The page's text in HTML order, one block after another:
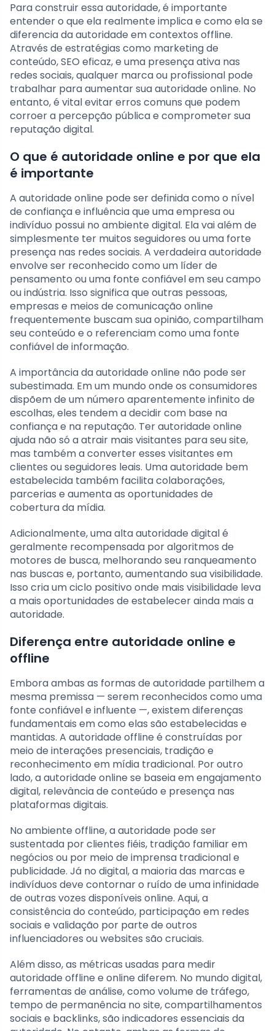
Para construir essa autoridade, é importante
entender o que ela realmente implica e como ela se
diferencia da autoridade em contextos offline.
Através de estratégias como marketing de
conteúdo, SEO eficaz, e uma presença ativa nas
redes sociais, qualquer marca ou profissional pode
trabalhar para aumentar sua autoridade online. No
entanto, é vital evitar erros comuns que podem
corroer a percepção pública e comprometer sua
reputação digital.
O que é autoridade online e por que ela
é importante
A autoridade online pode ser definida como o nível
de confiança e influência que uma empresa ou
indivíduo possui no ambiente digital. Ela vai além de
simplesmente ter muitos seguidores ou uma forte
presença nas redes sociais. A verdadeira autoridade
envolve ser reconhecido como um líder de
pensamento ou uma fonte confiável em seu campo
ou indústria. Isso significa que outras pessoas,
empresas e meios de comunicação online
frequentemente buscam sua opinião, compartilham
seu conteúdo e o referenciam como uma fonte
confiável de informação.
A importância da autoridade online não pode ser
subestimada. Em um mundo onde os consumidores
dispõem de um número aparentemente infinito de
escolhas, eles tendem a decidir com base na
confiança e na reputação. Ter autoridade online
ajuda não só a atrair mais visitantes para seu site,
mas também a converter esses visitantes em
clientes ou seguidores leais. Uma autoridade bem
estabelecida também facilita colaborações,
parcerias e aumenta as oportunidades de
cobertura da mídia.
Adicionalmente, uma alta autoridade digital é
geralmente recompensada por algoritmos de
motores de busca, melhorando seu ranqueamento
nas buscas e, portanto, aumentando sua visibilidade.
Isso cria um ciclo positivo onde mais visibilidade leva
a mais oportunidades de estabelecer ainda mais a
autoridade.
Diferença entre autoridade online e
offline
Embora ambas as formas de autoridade partilhem a
mesma premissa — serem reconhecidos como uma
fonte confiável e influente —, existem diferenças
fundamentais em como elas são estabelecidas e
mantidas. A autoridade offline é construídas por
meio de interações presenciais, tradição e
reconhecimento em mídia tradicional. Por outro
lado, a autoridade online se baseia em engajamento
digital, relevância de conteúdo e presença nas
plataformas digitais.
No ambiente offline, a autoridade pode ser
sustentada por clientes fiéis, tradição familiar em
negócios ou por meio de imprensa tradicional e
publicidade. Já no digital, a maioria das marcas e
indivíduos deve contornar o ruído de uma infinidade
de outras vozes disponíveis online. Aqui, a
consistência do conteúdo, participação em redes
sociais e validação por parte de outros
influenciadores ou websites são cruciais.
Além disso, as métricas usadas para medir
autoridade offline e online diferem. No mundo digital,
ferramentas de análise, como volume de tráfego,
tempo de permanência no site, compartilhamentos
sociais e backlinks, são indicadores essenciais da